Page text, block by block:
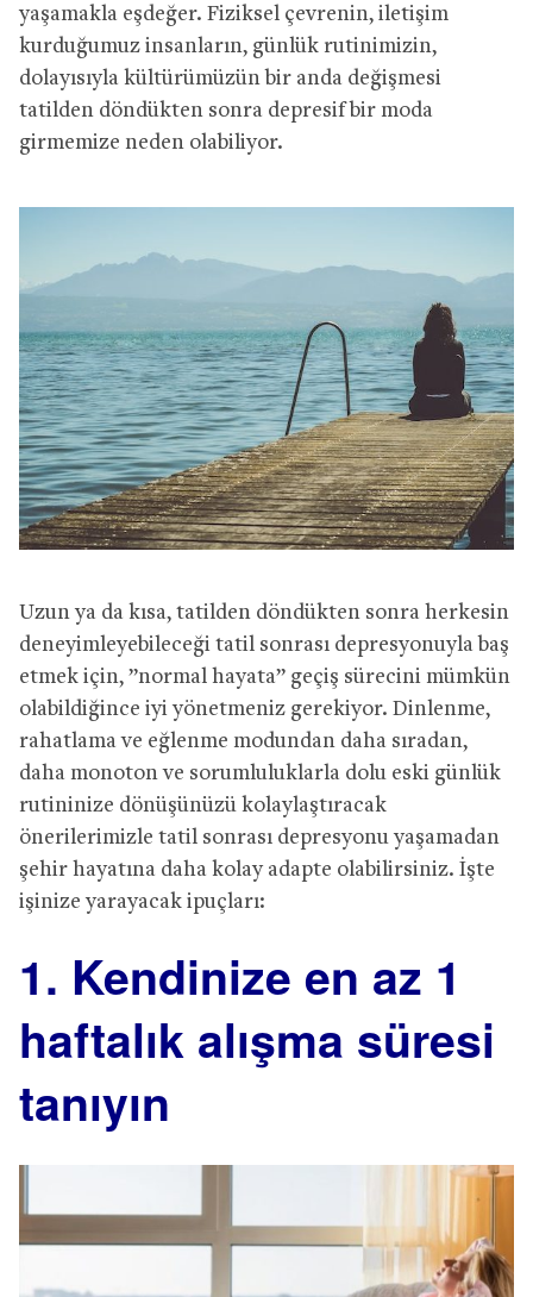
yaşamakla eşdeğer. Fiziksel çevrenin, iletişim
kurduğumuz insanların, günlük rutinimizin,
dolayısıyla kültürümüzün bir anda değişmesi
tatilden döndükten sonra depresif bir moda
girmemize neden olabiliyor.
Uzun ya da kısa, tatilden döndükten sonra herkesin
deneyimleyebileceği tatil sonrası depresyonuyla baş
etmek için, ”normal hayata” geçiş sürecini mümkün
olabildiğince iyi yönetmeniz gerekiyor. Dinlenme,
rahatlama ve eğlenme modundan daha sıradan,
daha monoton ve sorumluluklarla dolu eski günlük
rutininize dönüşünüzü kolaylaştıracak
önerilerimizle tatil sonrası depresyonu yaşamadan
şehir hayatına daha kolay adapte olabilirsiniz. İşte
işinize yarayacak ipuçları:
1. Kendinize en az 1
haftalık alışma süresi
tanıyın